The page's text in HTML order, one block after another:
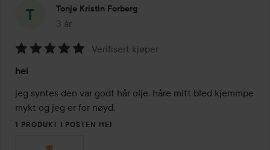
Tonje Kristin Forberg
3 år
Innlegget ble opprettet 3 år
5
av
5
Verifisert kjøper
hei
jeg syntes den var godt hår olje. håre mitt bled kjemmpe
mykt og jeg er for nøyd.
1 PRODUKT I POSTEN HEI